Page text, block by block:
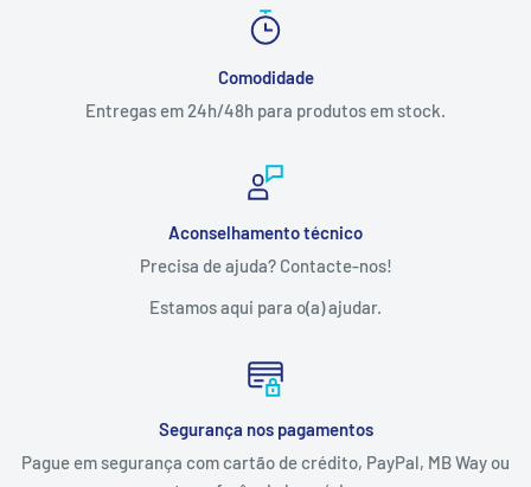
Comodidade
Entregas em 24h/48h para produtos em stock.
Aconselhamento técnico
Precisa de ajuda? Contacte-nos!
Estamos aqui para o(a) ajudar.
Segurança nos pagamentos
Pague em segurança com cartão de crédito, PayPal, MB Way ou